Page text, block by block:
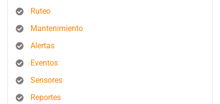
Ruteo
Mantenimiento
Alertas
Eventos
Sensores
Reportes